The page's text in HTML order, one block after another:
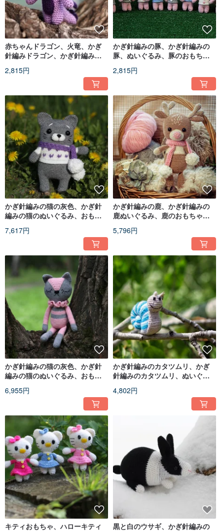
赤ちゃんドラゴン、火竜、かぎ
針編みドラゴン、かぎ針編みド
もちゃ
2,815円
かぎ針編みの豚、かぎ針編みの
豚、ぬいぐるみ、豚のおもち
ぐるみの豚
2,815円
かぎ針編みの猫の灰色、かぎ針
編みの猫のぬいぐるみ、おもち
い猫
7,617円
かぎ針編みの鹿、かぎ針編みの
鹿ぬいぐるみ、鹿のおもちゃ、
みの鹿
5,796円
かぎ針編みの猫の灰色、かぎ針
編みの猫のぬいぐるみ、おもち
い猫
6,955円
かぎ針編みのカタツムリ、かぎ
針編みのカタツムリ、ぬいぐる
み物のカタツムリ
4,802円
キティおもちゃ、ハローキティ
黒と白のウサギ、かぎ針編みの